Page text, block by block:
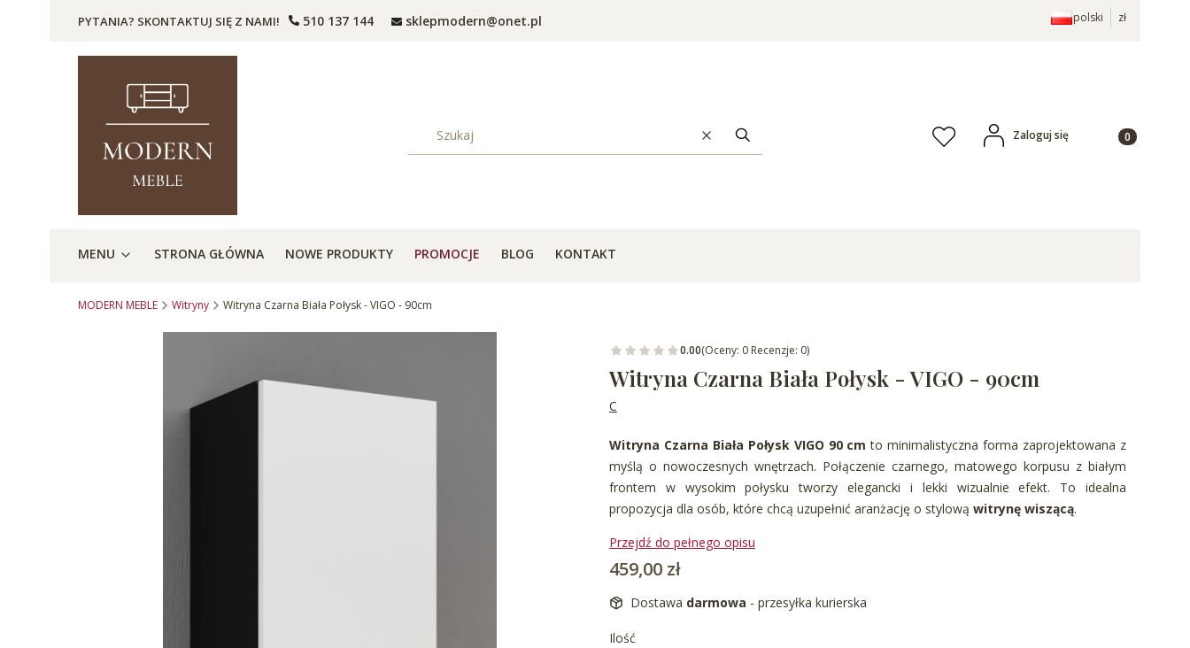
PYTANIA? SKONTAKTUJ SIĘ Z NAMI! 510 137 144 sklepmodern@onet.pl polski zł
WyczyśćSzukaj Ulubione Zaloguj się Produkty w
MENU STRONA GŁÓWNA NOWE PRODUKTY PROMOCJE BLOG KONTAKT
MODERN MEBLE Witryny Witryna Czarna Biała Połysk - VIGO - 90cm
0.00(Oceny: 0 Recenzje: 0)
Witryna Czarna Biała Połysk - VIGO - 90cm
C
Witryna Czarna Biała Połysk VIGO 90 cm to minimalistyczna forma zaprojektowana z
myślą o nowoczesnych wnętrzach. Połączenie czarnego, matowego korpusu z białym
frontem w wysokim połysku tworzy elegancki i lekki wizualnie efekt. To idealna
propozycja dla osób, które chcą uzupełnić aranżację o stylową witrynę wiszącą.
Przejdź do pełnego opisu
Cena
459,00 zł
Dostawa darmowa - przesyłka kurierska
Ilość